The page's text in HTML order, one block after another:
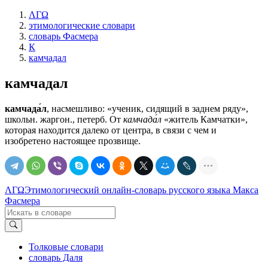
ΛΓΩ
этимологические словари
словарь Фасмера
К
камчадал
камчадал
камчада́л, насмешливо: «ученик, сидящий в заднем ряду»,
школьн. жаргон., петерб. От камчада́л «житель Камчатки»,
которая находится далеко от центра, в связи с чем и
изобретено настоящее прозвище.
ΛΓΩЭтимологический онлайн-словарь русского языка Макса
Фасмера
Толковые словари
словарь Даля